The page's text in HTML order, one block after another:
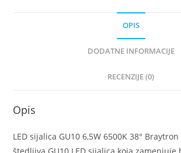
OPIS
DODATNE INFORMACIJE
RECENZIJE (0)
Opis
LED sijalica GU10 6,5W 6500K 38°
štedljiva GU10 LED sijalica koja zamenjuje